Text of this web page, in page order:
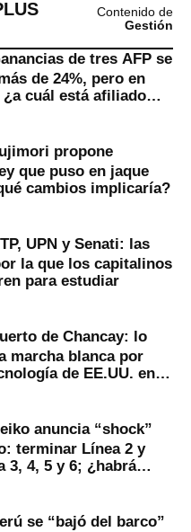
Contenido de
Gestión
de tres AFP se
de 24%, pero en
¿a cuál está afiliado
propone
que puso en jaque
cambios implicaría?
UPN y Senati: las
la que los capitalinos
para estudiar
de Chancay: lo
marcha blanca por
de EE.UU. en
anuncia “shock”
terminar Línea 2 y
3, 4, 5 y 6; ¿habrá
se “bajó del barco”